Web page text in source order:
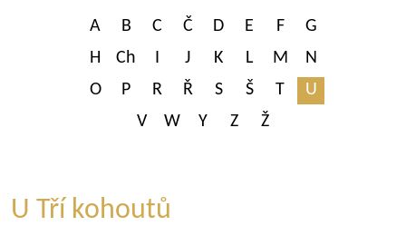
A B C Č D E F
G
H
Ch I J K L M
N
O
P R Ř S Š T
U
V
W Y Z Ž
U Tří kohoutů